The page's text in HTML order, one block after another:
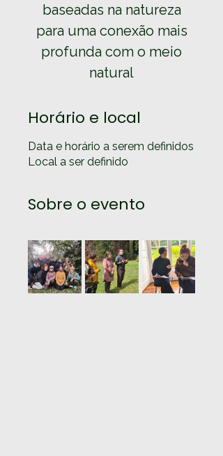
baseadas na natureza
para uma conexão mais
profunda com o meio
Horário e local
Data e horário a serem definidos
Local a ser definido
Sobre o evento